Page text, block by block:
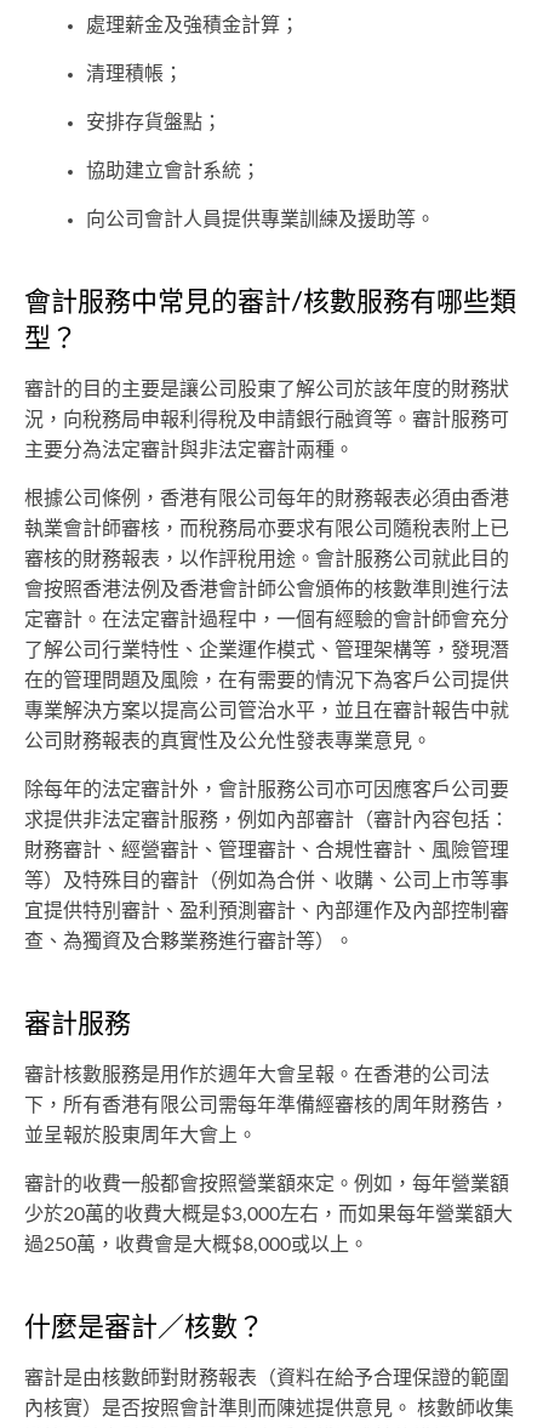
處理薪金及強積金計算；
清理積帳；
安排存貨盤點；
協助建立會計系統；
向公司會計人員提供專業訓練及援助等。
會計服務中常見的審計/核數服務有哪些類
型？
審計的目的主要是讓公司股東了解公司於該年度的財務狀
況，向稅務局申報利得稅及申請銀行融資等。審計服務可
主要分為法定審計與非法定審計兩種。
根據公司條例，香港有限公司每年的財務報表必須由香港
執業會計師審核，而稅務局亦要求有限公司隨稅表附上已
審核的財務報表，以作評稅用途。會計服務公司就此目的
會按照香港法例及香港會計師公會頒佈的核數準則進行法
定審計。在法定審計過程中，一個有經驗的會計師會充分
了解公司行業特性、企業運作模式、管理架構等，發現潛
在的管理問題及風險，在有需要的情況下為客戶公司提供
專業解決方案以提高公司管治水平，並且在審計報告中就
公司財務報表的真實性及公允性發表專業意見。
除每年的法定審計外，會計服務公司亦可因應客戶公司要
求提供非法定審計服務，例如內部審計（審計內容包括：
財務審計、經營審計、管理審計、合規性審計、風險管理
等）及特殊目的審計（例如為合併、收購、公司上市等事
宜提供特別審計、盈利預測審計、內部運作及內部控制審
查、為獨資及合夥業務進行審計等）。
審計服務
審計核數服務是用作​於週年大會呈報。在香港的公司法
下，所有香港有限公司需每年準備經審核的周年財務告，
並呈報於股東周年大會上。
審計的收費一般都會按照營業額來定。例如，每年營業額
少於20萬的收費大概是$3,000左右，而如果每年營業額大
過250萬，收費會是大概$8,000或以上。
什麼是審計／核數？
審計是由核數師對財務報表（資料在給予合理保證的範圍
內核實）是否按照會計準則而陳述提供意見。 核數師收集